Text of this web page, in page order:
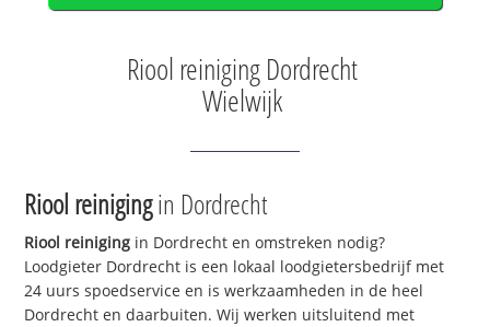
Riool reiniging Dordrecht
Wielwijk
Riool reinigingin Dordrecht
Riool reiniging in Dordrecht en omstreken nodig?
Loodgieter Dordrecht is een lokaal loodgietersbedrijf met
24 uurs spoedservice en is werkzaamheden in de heel
Dordrecht en daarbuiten. Wij werken uitsluitend met